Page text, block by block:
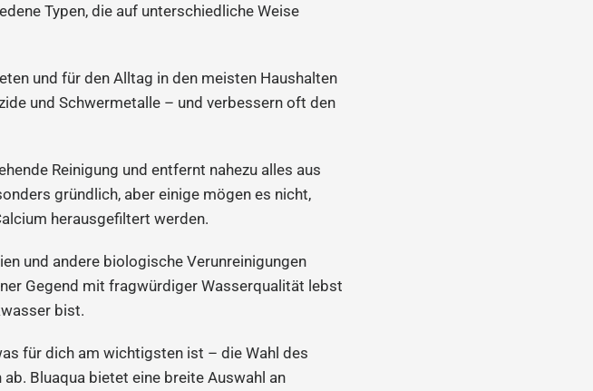
Typen, die auf unterschiedliche Weise
und für den Alltag in den meisten Haushalten
und Schwermetalle – und verbessern oft den
Reinigung und entfernt nahezu alles aus
gründlich, aber einige mögen es nicht,
herausgefiltert werden.
und andere biologische Verunreinigungen
Gegend mit fragwürdiger Wasserqualität lebst
bist.
für dich am wichtigsten ist – die Wahl des
Bluaqua bietet eine breite Auswahl an